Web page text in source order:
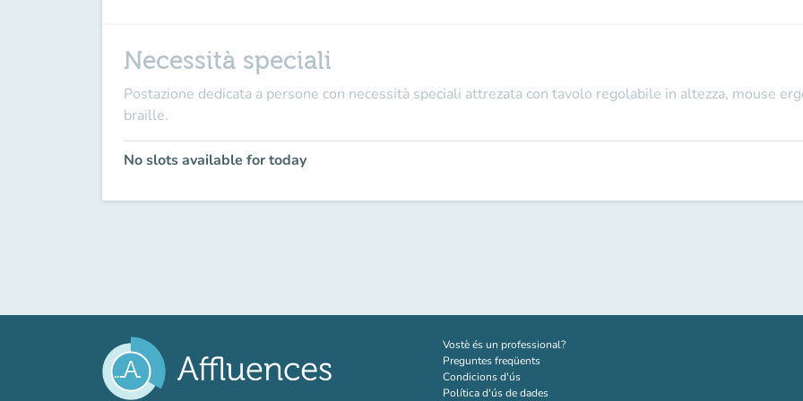
Necessità speciali
Postazione dedicata a persone con necessità speciali attrezata con tavolo regolabile in altezza, mouse
braille.
No slots available for today
Vostè és un professional?(new tab)
Preguntes freqüents
Condicions d'ús
Política d'ús de dades